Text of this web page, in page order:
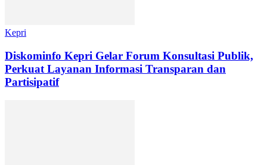
Kepri
Diskominfo Kepri Gelar Forum Konsultasi Publik,
Perkuat Layanan Informasi Transparan dan
Partisipatif